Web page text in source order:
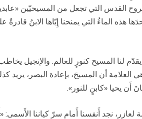
القدس التي تجعل من المسيحيّين
هذه الماءُ التي يمنحنا إِيّاها الابنُ
لنا المسيح كنورٍ للعالم. والإنجيل
أن المسيحَ، بإعادة البصر، يريد
أَن يحيا «كابنٍ للنور».
نجد أَنفسنا أَمام سرّ كياننا الأَسمى: